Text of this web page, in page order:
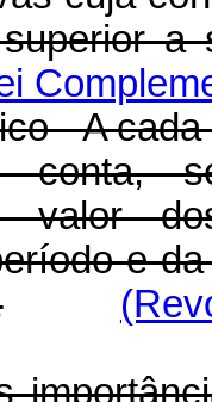
A cada
conta,
valor
e